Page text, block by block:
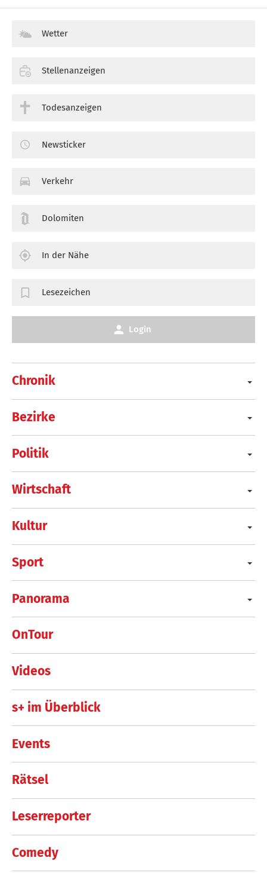
Chronik
Bezirke
Politik
Wirtschaft
Kultur
Sport
Panorama
OnTour
Videos
s+ im Überblick
Events
Rätsel
Leserreporter
Comedy
Wetter
Stellenanzeigen
Todesanzeigen
Newsticker
Verkehr
Dolomiten
In der Nähe
Lesezeichen
Login